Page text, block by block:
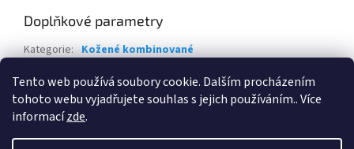
Tento web používá soubory cookie. Dalším procházením
tohoto webu vyjadřujete souhlas s jejich používáním.. Více
informacízde.
Doplňkové parametry
Kategorie: Kožené kombinované